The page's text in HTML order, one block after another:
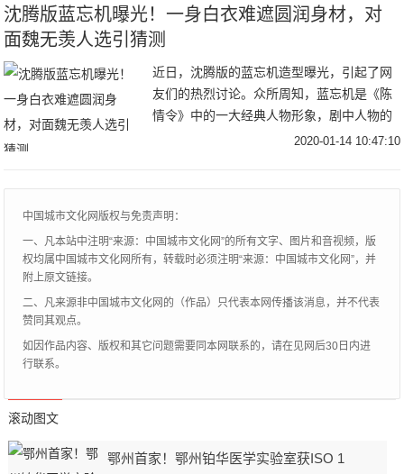
沈腾版蓝忘机曝光！一身白衣难遮圆润身材，对
面魏无羡人选引猜测
近日，沈腾版的蓝忘机造型曝光，引起了网
友们的热烈讨论。众所周知，蓝忘机是《陈
情令》中的一大经典人物形象，剧中人物的
形象及装扮都深受众人喜爱，模仿者更是比
2020-01-14 10:47:10
中国城市文化网版权与免责声明：
一、凡本站中注明“来源：中国城市文化网”的所有文字、图片和音视频，版
权均属中国城市文化网所有，转载时必须注明“来源：中国城市文化网”，并
附上原文链接。
二、凡来源非中国城市文化网的（作品）只代表本网传播该消息，并不代表
赞同其观点。
如因作品内容、版权和其它问题需要同本网联系的，请在见网后30日内进
行联系。
滚动图文
鄂州首家！鄂州铂华医学实验室获ISO 1